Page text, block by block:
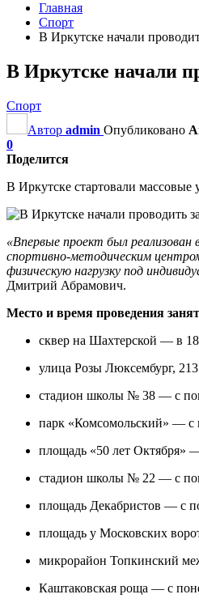
Главная
Спорт
В Иркутске начали
В Иркутске начали
Спорт
Автор admin Опубликовано
0
Поделится
В Иркутске стартовали
«Впервые проект был реализован
спортивно-методическим
физическую нагрузку под
Дмитрий Абрамович.
Место и время проведения
сквер на Шахтерской — в
улица Розы Люксембург,
стадион школы № 38 — с
парк «Комсомольский» — с
площадь «50 лет Октября»
стадион школы № 22 — с
площадь Декабристов — с
площадь у Московских
микрорайон Топкинский
Каштаковская роща — с